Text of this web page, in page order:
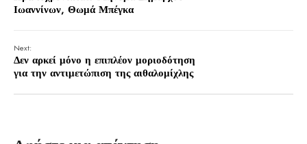
Ιωαννίνων, Θωμά Μπέγκα
Next:
Δεν αρκεί μόνο η επιπλέον μοριοδότηση
για την αντιμετώπιση της αιθαλομίχλης